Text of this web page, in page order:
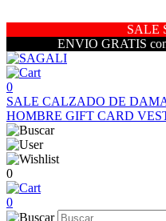
SALE
ENVIO GRATIS
0
SALE CALZADO DE
HOMBRE GIFT CARD
0
0